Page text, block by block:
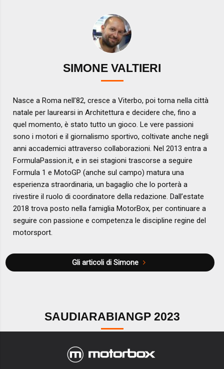
SIMONE VALTIERI
Nasce a Roma nell’82, cresce a Viterbo, poi torna nella città
natale per laurearsi in Architettura e decidere che, fino a
quel momento, è stato tutto un gioco. Le vere passioni
sono i motori e il giornalismo sportivo, coltivate anche negli
anni accademici attraverso collaborazioni. Nel 2013 entra a
FormulaPassion.it, e in sei stagioni trascorse a seguire
Formula 1 e MotoGP (anche sul campo) matura una
esperienza straordinaria, un bagaglio che lo porterà a
rivestire il ruolo di coordinatore della redazione. Dall’estate
2018 trova posto nella famiglia MotorBox, per continuare a
seguire con passione e competenza le discipline regine del
motorsport.
Gli articoli di Simone
SAUDIARABIANGP 2023